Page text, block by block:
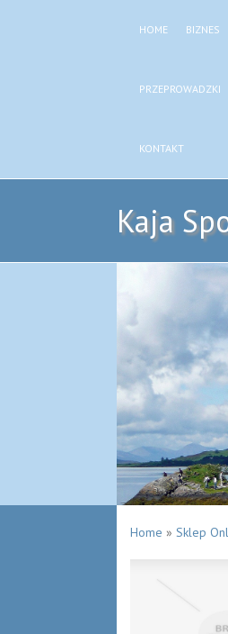
HOME BIZNES
PRZEPROWADZKI
KONTAKT
Kaja
Home » Sklep